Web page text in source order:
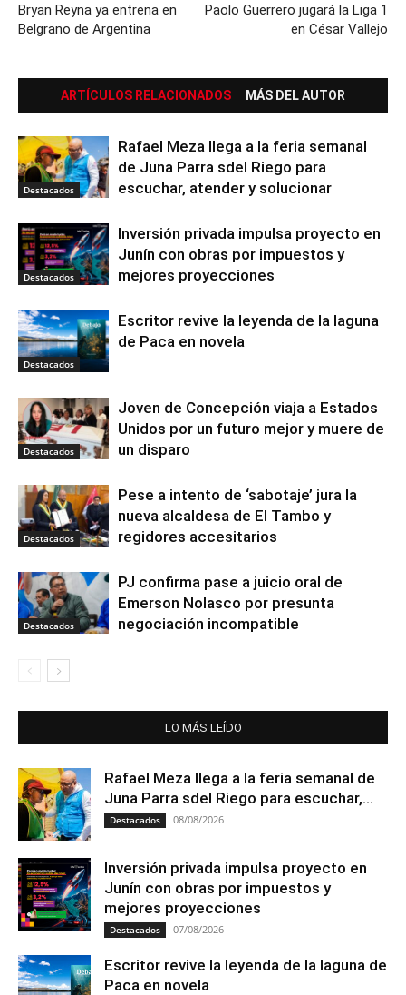
Bryan Reyna ya entrena en
Belgrano de Argentina
Paolo Guerrero jugará la Liga 1
en César Vallejo
ARTÍCULOS RELACIONADOS MÁS DEL AUTOR
Destacados
Rafael Meza llega a la feria semanal
de Juna Parra sdel Riego para
escuchar, atender y solucionar
Destacados
Inversión privada impulsa proyecto en
Junín con obras por impuestos y
mejores proyecciones
Destacados
Escritor revive la leyenda de la laguna
de Paca en novela
Destacados
Joven de Concepción viaja a Estados
Unidos por un futuro mejor y muere de
un disparo
Destacados
Pese a intento de ‘sabotaje’ jura la
nueva alcaldesa de El Tambo y
regidores accesitarios
Destacados
PJ confirma pase a juicio oral de
Emerson Nolasco por presunta
negociación incompatible
LO MÁS LEÍDO
Rafael Meza llega a la feria semanal de
Juna Parra sdel Riego para escuchar,...
Destacados 08/08/2026
Inversión privada impulsa proyecto en
Junín con obras por impuestos y
mejores proyecciones
Destacados 07/08/2026
Escritor revive la leyenda de la laguna de
Paca en novela